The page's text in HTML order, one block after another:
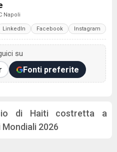
Napoli
LinkedIn Facebook Instagram
su
Fonti preferite
di Haiti costretta a
2026